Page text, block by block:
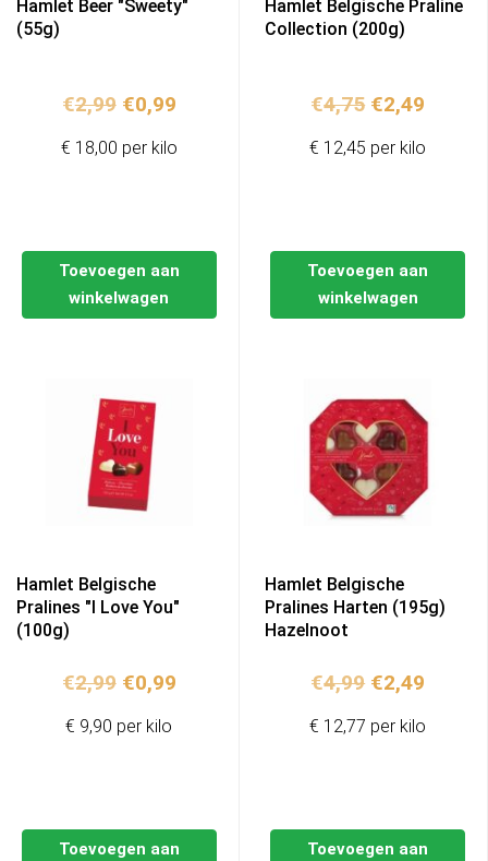
Hamlet Beer "Sweety"
(55g)
€2,99 Oorspronkelijke
was:
€0,99Huidige
is:
Toevoegen aan
winkelwagen
€ 18,00 per kilo
Hamlet Belgische Praline
Collection (200g)
€4,75
was:
€2,49
is:
Toevoegen aan
winkelwagen
€ 12,45 per kilo
Hamlet Belgische
Pralines "I Love You"
(100g)
€2,99 Oorspronkelijke
was:
€0,99Huidige
Toevoegen aan
€ 9,90 per kilo
Hamlet Belgische
Pralines Harten (195g)
Hazelnoot
€4,99
was:
€2,49
is:
Toevoegen aan
€ 12,77 per kilo